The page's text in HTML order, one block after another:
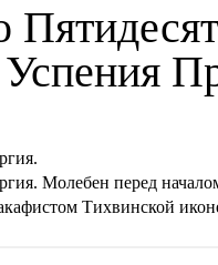
Молебен перед
Тихвинской